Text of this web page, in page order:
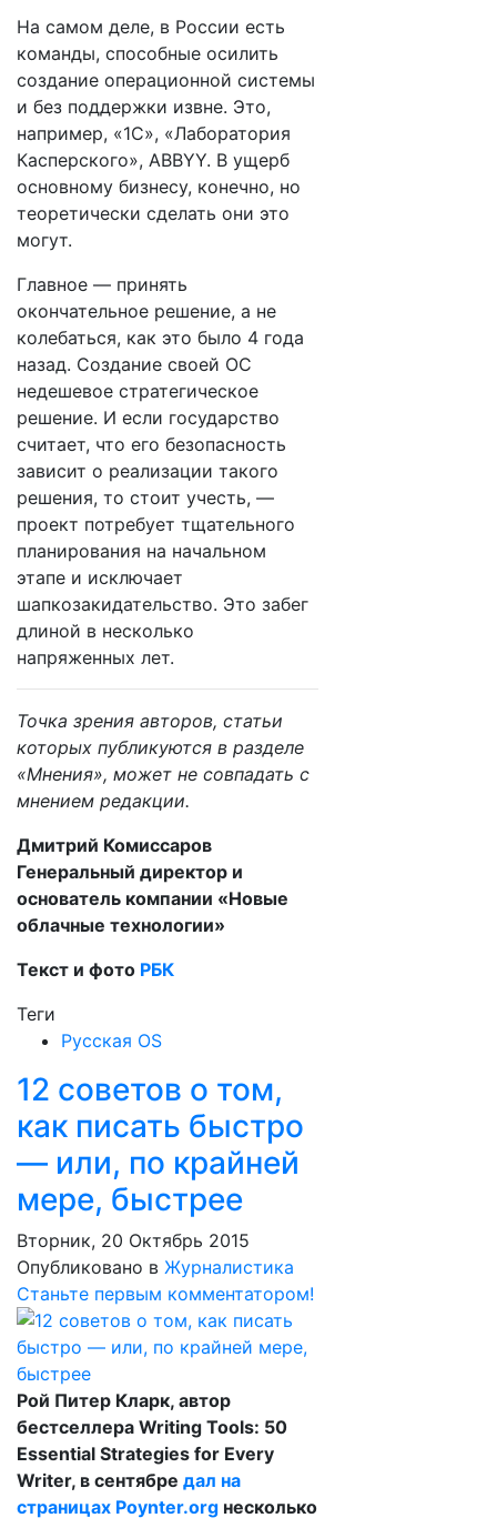
На самом деле, в России есть
команды, способные осилить
создание операционной системы
и без поддержки извне. Это,
например, «1С», «Лаборатория
Касперского», ABBYY. В ущерб
основному бизнесу, конечно, но
теоретически сделать они это
могут.
Главное — принять
окончательное решение, а не
колебаться, как это было 4 года
назад. Создание своей ОС
недешевое стратегическое
решение. И если государство
считает, что его безопасность
зависит о реализации такого
решения, то стоит учесть, —
проект потребует тщательного
планирования на начальном
этапе и исключает
шапкозакидательство. Это забег
длиной в несколько
напряженных лет.
Точка зрения авторов, статьи
которых публикуются в разделе
«Мнения», может не совпадать с
мнением редакции.
Дмитрий Комиссаров
Генеральный директор и
основатель компании «Новые
облачные технологии»
Текст и фото РБК
Теги
Русская OS
12 советов о том,
как писать быстро
— или, по крайней
мере, быстрее
Вторник, 20 Октябрь 2015
Опубликовано в Журналистика
Станьте первым комментатором!
Рой Питер Кларк, автор
бестселлера Writing Tools: 50
Essential Strategies for Every
Writer, в сентябре дал на
страницах Poynter.org несколько